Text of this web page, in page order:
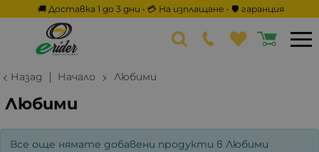
🚚 Доставка 1 до 3 дни • 💳 На изплащане • 🛡️ гаранция
Назад Начало Любими
Любими
Все още нямате добавени продукти в Любими